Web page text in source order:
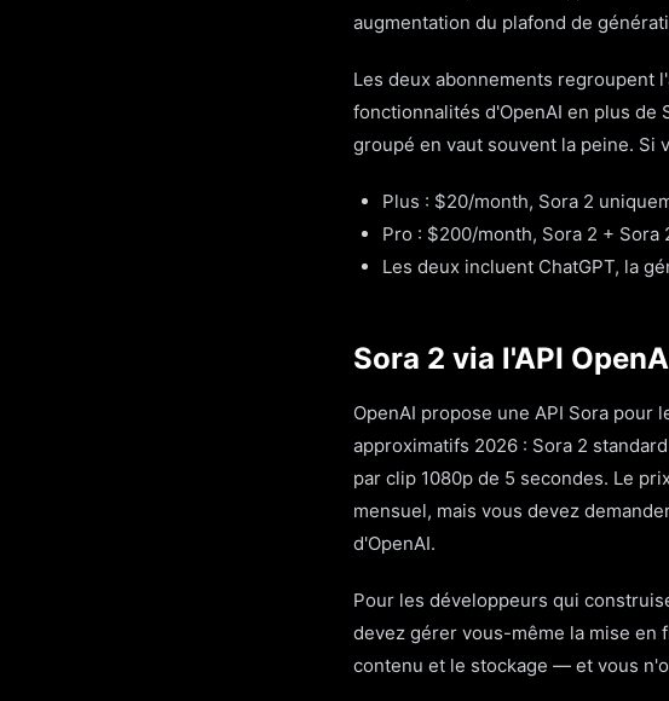
augmentation du plafond de
Les deux abonnements regroupent
fonctionnalités d'OpenAI en plus de
groupé en vaut souvent la peine. Si
Plus : $20/month, Sora 2
Pro : $200/month, Sora 2 +
Les deux incluent ChatGPT, la
Sora 2 via l'API
OpenAI propose une API Sora pour
approximatifs 2026 : Sora 2
par clip 1080p de 5 secondes. Le
mensuel, mais vous devez
d'OpenAI.
Pour les développeurs qui
devez gérer vous-même la mise en
contenu et le stockage — et vous